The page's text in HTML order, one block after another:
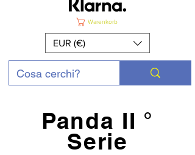
Warenkorb
EUR (€)
Panda II °
Serie